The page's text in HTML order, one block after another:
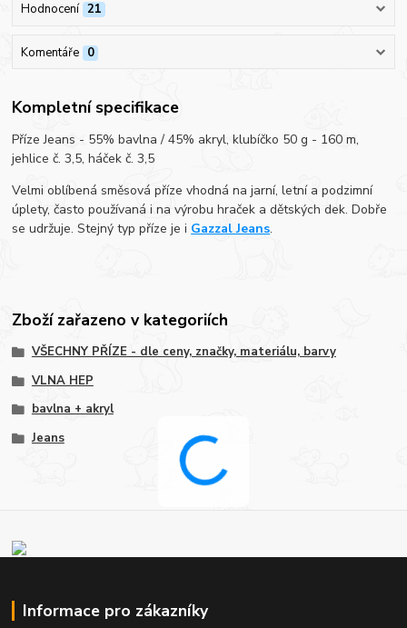
Hodnocení 21
Komentáře 0
Kompletní specifikace
Příze Jeans - 55% bavlna / 45% akryl, klubíčko 50 g - 160 m,
jehlice č. 3,5, háček č. 3,5
Velmi oblíbená směsová příze vhodná na jarní, letní a podzimní
úplety, často používaná i na výrobu hraček a dětských dek. Dobře
se udržuje. Stejný typ příze je i Gazzal Jeans.
Zboží zařazeno v kategoriích
VŠECHNY PŘÍZE - dle ceny, značky, materiálu, barvy
VLNA HEP
bavlna + akryl
Jeans
Informace pro zákazníky